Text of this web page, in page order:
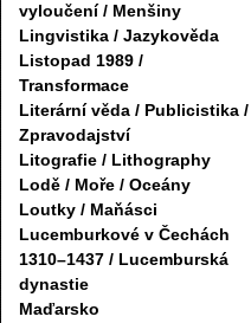
vyloučení / Menšiny
Lingvistika / Jazykověda
Listopad 1989 /
Transformace
Literární věda / Publicistika /
Zpravodajství
Litografie / Lithography
Lodě / Moře / Oceány
Loutky / Maňásci
Lucemburkové v Čechách
1310–1437 / Lucemburská
dynastie
Maďarsko